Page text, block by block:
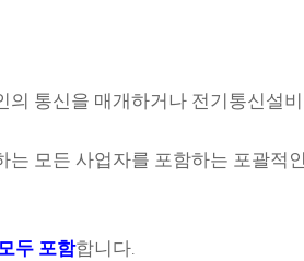
통신을 매개하거나 전기통신설
모든 사업자를 포함하는 포괄적
두 포함합니다.